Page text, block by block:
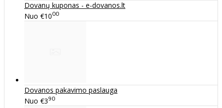
Dovanų kuponas - e-dovanos.lt
Nuo €1000
Dovanos pakavimo paslauga
Nuo €390